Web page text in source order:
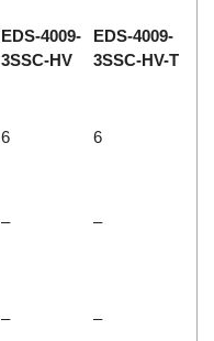
EDS-4009-
3SSC-HV
EDS-4009-
3SSC-HV-T
6 6
– –
– –